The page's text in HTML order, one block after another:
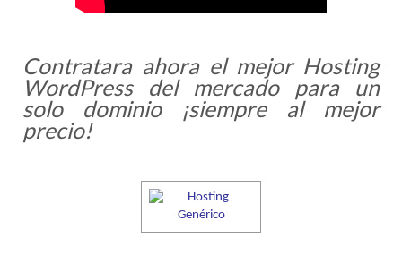
Contratara ahora el mejor Hosting
WordPress del mercado para un
solo dominio ¡siempre al mejor
precio!